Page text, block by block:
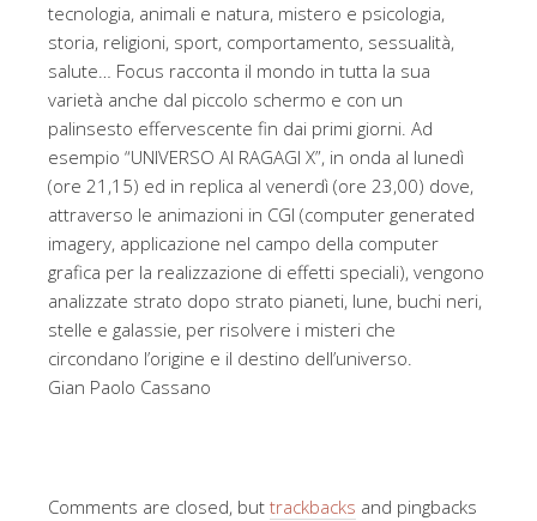
tecnologia, animali e natura, mistero e psicologia,
storia, religioni, sport, comportamento, sessualità,
salute… Focus racconta il mondo in tutta la sua
varietà anche dal piccolo schermo e con un
palinsesto effervescente fin dai primi giorni. Ad
esempio “UNIVERSO AI RAGAGI X”, in onda al lunedì
(ore 21,15) ed in replica al venerdì (ore 23,00) dove,
attraverso le animazioni in CGI (computer generated
imagery, applicazione nel campo della computer
grafica per la realizzazione di effetti speciali), vengono
analizzate strato dopo strato pianeti, lune, buchi neri,
stelle e galassie, per risolvere i misteri che
circondano l’origine e il destino dell’universo.
Gian Paolo Cassano
Comments are closed, but trackbacks and pingbacks